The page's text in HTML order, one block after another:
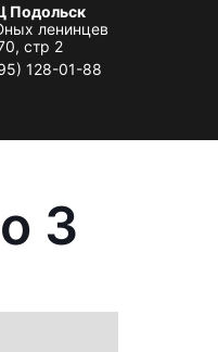
Подольск
ленинцев
стр 2
128-01-88
3